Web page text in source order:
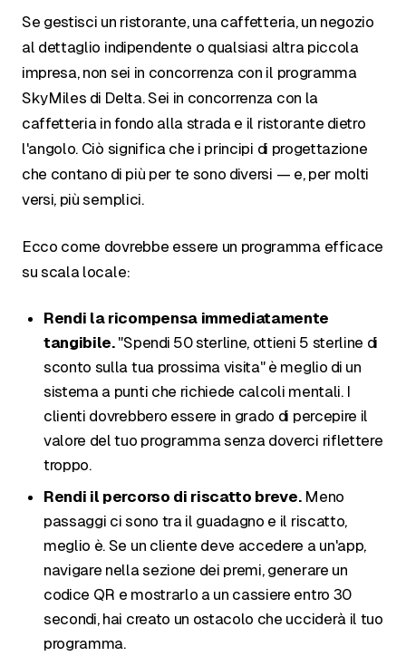
Se gestisci un ristorante, una caffetteria, un negozio
al dettaglio indipendente o qualsiasi altra piccola
impresa, non sei in concorrenza con il programma
SkyMiles di Delta. Sei in concorrenza con la
caffetteria in fondo alla strada e il ristorante dietro
l'angolo. Ciò significa che i principi di progettazione
che contano di più per te sono diversi — e, per molti
versi, più semplici.
Ecco come dovrebbe essere un programma efficace
su scala locale:
Rendi la ricompensa immediatamente
tangibile."Spendi 50 sterline, ottieni 5 sterline di
sconto sulla tua prossima visita" è meglio di un
sistema a punti che richiede calcoli mentali. I
clienti dovrebbero essere in grado di percepire il
valore del tuo programma senza doverci riflettere
troppo.
Rendi il percorso di riscatto breve.Meno
passaggi ci sono tra il guadagno e il riscatto,
meglio è. Se un cliente deve accedere a un'app,
navigare nella sezione dei premi, generare un
codice QR e mostrarlo a un cassiere entro 30
secondi, hai creato un ostacolo che ucciderà il tuo
programma.